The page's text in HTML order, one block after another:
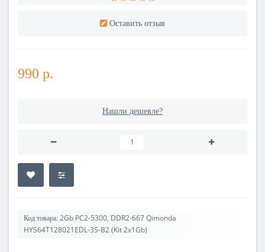
Оставить отзыв
990 р.
Нашли дешевле?
Код товара: 2Gb PC2-5300, DDR2-667 Qimonda
HYS64T128021EDL-3S-B2 (Kit 2x1Gb)